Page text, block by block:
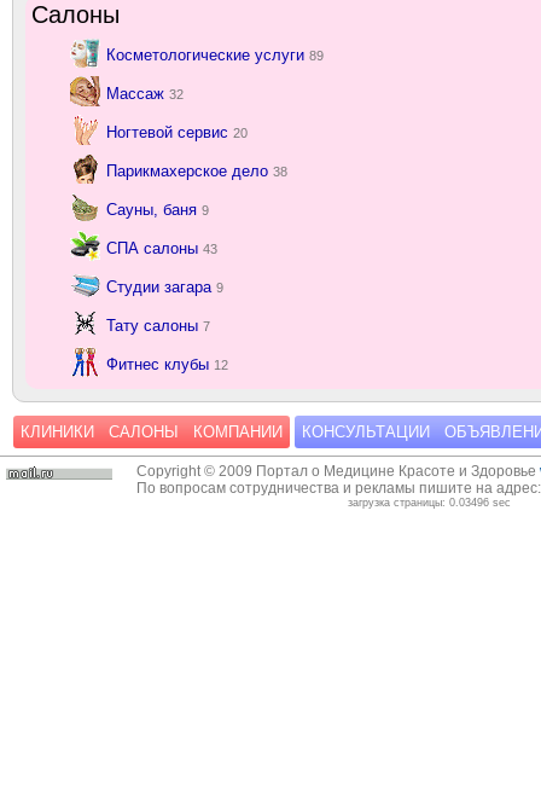
Салоны
Косметологические услуги 89
Массаж 32
Ногтевой сервис 20
Парикмахерское дело 38
Сауны, баня 9
СПА салоны 43
Студии загара 9
Тату салоны 7
Фитнес клубы 12
КЛИНИКИ САЛОНЫ КОМПАНИИ КОНСУЛЬТАЦИИ
Copyright © 2009 Портал о Медицине Красоте и Здоровье
По вопросам сотрудничества и рекламы пишите на
загрузка страницы: 0.03496 sec